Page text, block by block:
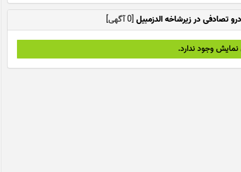
تصادفی در زیرشاخه الدزمبیل [0 آگهی]
نمایش وجود ندارد.